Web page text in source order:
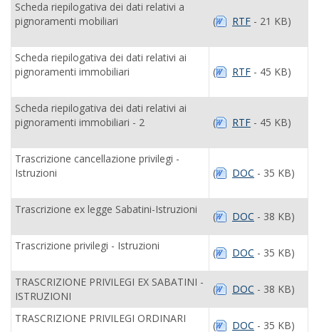
Scheda riepilogativa dei dati relativi a
pignoramenti mobiliari
( RTF - 21 KB)
Scheda riepilogativa dei dati relativi ai
pignoramenti immobiliari
( RTF - 45 KB)
Scheda riepilogativa dei dati relativi ai
pignoramenti immobiliari - 2
( RTF - 45 KB)
Trascrizione cancellazione privilegi -
Istruzioni
( DOC - 35 KB)
Trascrizione ex legge Sabatini-Istruzioni
( DOC - 38 KB)
Trascrizione privilegi - Istruzioni
( DOC - 35 KB)
TRASCRIZIONE PRIVILEGI EX SABATINI -
ISTRUZIONI
( DOC - 38 KB)
TRASCRIZIONE PRIVILEGI ORDINARI
( DOC - 35 KB)